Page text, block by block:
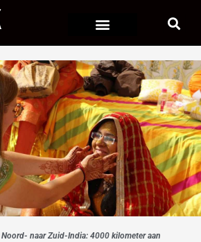
naar Zuid-India: 4000 kilometer aan